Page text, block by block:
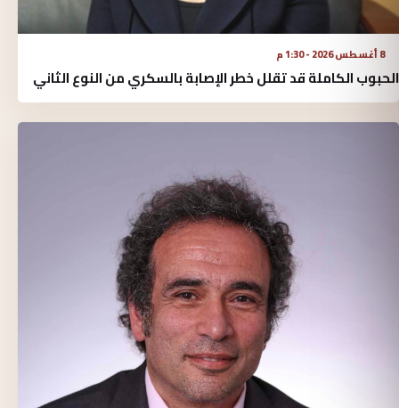
8 أغسطس 2026 - 1:30 م
الحبوب الكاملة قد تقلل خطر الإصابة بالسكري من النوع الثاني